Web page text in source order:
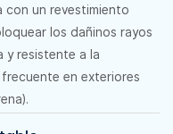
con un revestimiento
los dañinos rayos
y resistente a la
en exteriores